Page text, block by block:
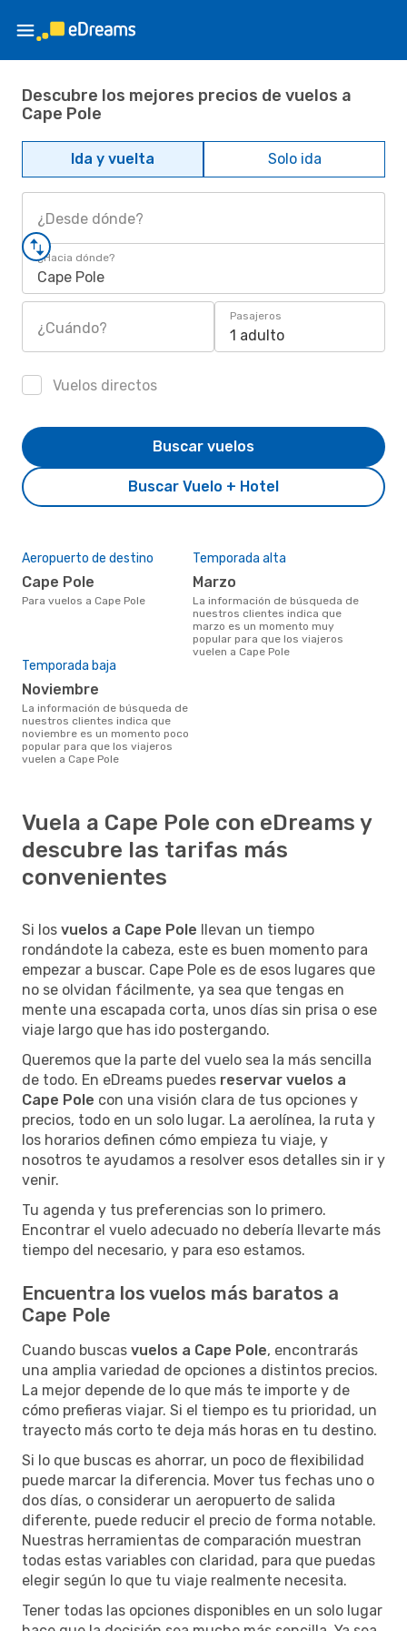
Descubre los mejores precios de vuelos a
Cape Pole
Ida y vuelta Solo ida
¿Desde dónde?
¿Hacia dónde?
Cape Pole
¿Cuándo?
Pasajeros
1 adulto
Vuelos directos
Buscar Vuelo + Hotel
Buscar vuelos
Aeropuerto de destino
Cape Pole
Para vuelos a Cape Pole
Temporada alta
marzo
La información de búsqueda de
nuestros clientes indica que
marzo es un momento muy
popular para que los viajeros
vuelen a Cape Pole
Temporada baja
noviembre
La información de búsqueda de
nuestros clientes indica que
noviembre es un momento poco
popular para que los viajeros
vuelen a Cape Pole
Vuela a Cape Pole con eDreams y
descubre las tarifas más
convenientes
Si los vuelos a Cape Pole llevan un tiempo
rondándote la cabeza, este es buen momento para
empezar a buscar. Cape Pole es de esos lugares que
no se olvidan fácilmente, ya sea que tengas en
mente una escapada corta, unos días sin prisa o ese
viaje largo que has ido postergando.
Queremos que la parte del vuelo sea la más sencilla
de todo. En eDreams puedes reservar vuelos a
Cape Pole con una visión clara de tus opciones y
precios, todo en un solo lugar. La aerolínea, la ruta y
los horarios definen cómo empieza tu viaje, y
nosotros te ayudamos a resolver esos detalles sin ir y
venir.
Tu agenda y tus preferencias son lo primero.
Encontrar el vuelo adecuado no debería llevarte más
tiempo del necesario, y para eso estamos.
Encuentra los vuelos más baratos a
Cape Pole
Cuando buscas vuelos a Cape Pole, encontrarás
una amplia variedad de opciones a distintos precios.
La mejor depende de lo que más te importe y de
cómo prefieras viajar. Si el tiempo es tu prioridad, un
trayecto más corto te deja más horas en tu destino.
Si lo que buscas es ahorrar, un poco de flexibilidad
puede marcar la diferencia. Mover tus fechas uno o
dos días, o considerar un aeropuerto de salida
diferente, puede reducir el precio de forma notable.
Nuestras herramientas de comparación muestran
todas estas variables con claridad, para que puedas
elegir según lo que tu viaje realmente necesita.
Tener todas las opciones disponibles en un solo lugar